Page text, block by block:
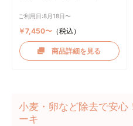
ご利用日:8月18日〜
￥7,450〜（税込）
商品詳細を見る
小麦・卵など除去で安心
ーキ